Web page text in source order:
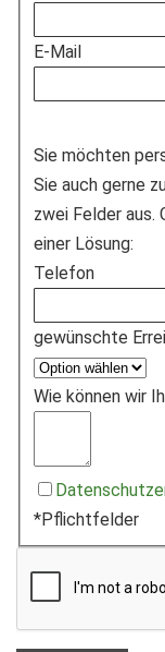
E-Mail
Sie möchten
Sie auch gerne
zwei Felder aus.
einer Lösung:
Telefon
gewünschte
Wie können wir
*Pflichtfelder